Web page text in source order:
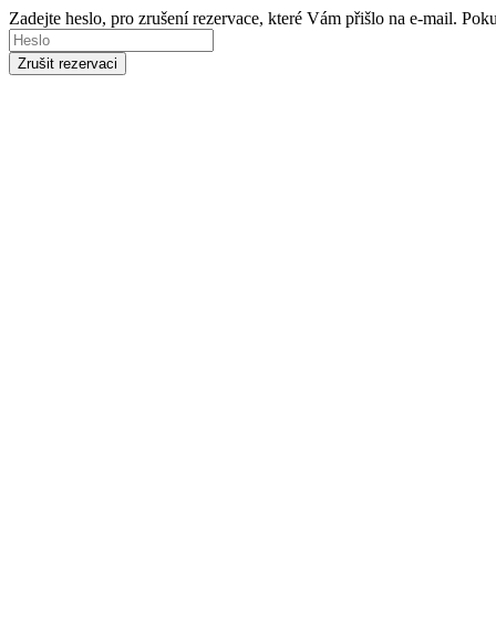
Zadejte heslo, pro zrušení rezervace, které Vám přišlo na e-mail.
Zrušit rezervaci